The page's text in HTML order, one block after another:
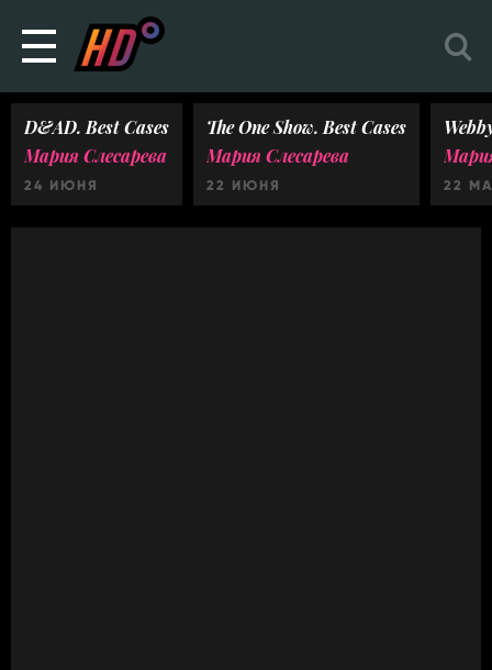
D&AD. Best Cases
Мария Слесарева
24 ИЮНЯ
The One Show. Best Cases
Мария Слесарева
22 ИЮНЯ 22